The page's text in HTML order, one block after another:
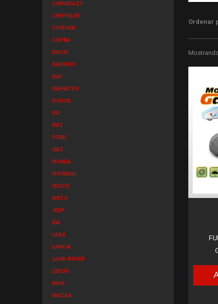
CHEVROLET
CHRYSLER
CITROEN
CUPRA
DACIA
DAEWOO
DAF
DAIHATSU
DODGE
DS
FIAT
FORD
GAZ
HONDA
HYUNDAI
ISUZU
IVECO
JEEP
KIA
LADA
LANCIA
LAND ROVER
LEXUS
MAN
MAZDA
Ordenar